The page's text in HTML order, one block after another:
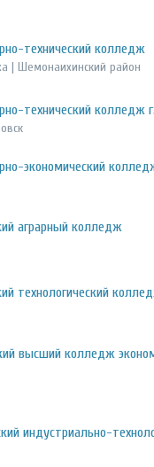
технический колледж
| Шемонаихинский район
технический колледж
экономический
аграрный колледж
технологический
высший колледж
индустриально-